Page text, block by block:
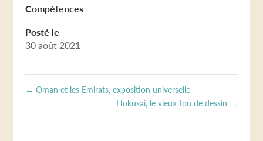
Compétences
Posté le
30 août 2021
← Oman et les Emirats, exposition universelle
Hokusai, le vieux fou de dessin →